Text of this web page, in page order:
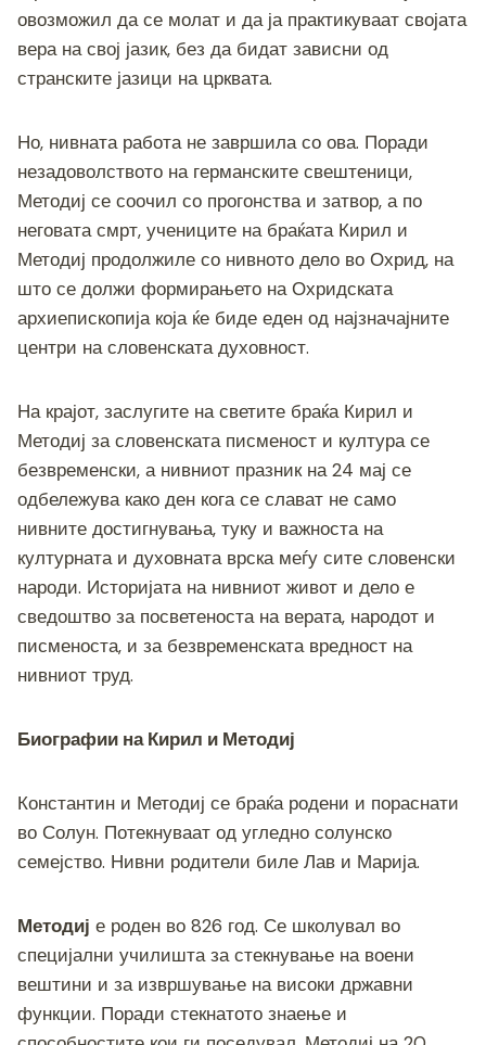
овозможил да се молат и да ја практикуваат својата
вера на свој јазик, без да бидат зависни од
странските јазици на црквата.
Но, нивната работа не завршила со ова. Поради
незадоволството на германските свештеници,
Методиј се соочил со прогонства и затвор, а по
неговата смрт, учениците на браќата Кирил и
Методиј продолжиле со нивното дело во Охрид, на
што се должи формирањето на Охридската
архиепископија која ќе биде еден од најзначајните
центри на словенската духовност.
На крајот, заслугите на светите браќа Кирил и
Методиј за словенската писменост и култура се
безвременски, а нивниот празник на 24 мај се
одбележува како ден кога се слават не само
нивните достигнувања, туку и важноста на
културната и духовната врска меѓу сите словенски
народи. Историјата на нивниот живот и дело е
сведоштво за посветеноста на верата, народот и
писменоста, и за безвременската вредност на
нивниот труд.
Биографии на Кирил и Методиј
Константин и Методиј се браќа родени и пораснати
во Солун. Потекнуваат од угледно солунско
семејство. Нивни родители биле Лав и Марија.
Методиј е роден во 826 год. Се школувал во
специјални училишта за стекнување на воени
вештини и за извршување на високи државни
функции. Поради стекнатото знаење и